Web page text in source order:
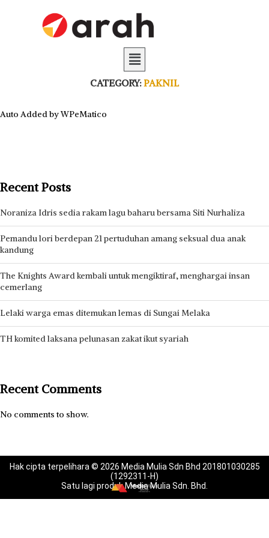
CATEGORY:PAKNIL
Auto Added by WPeMatico
Recent Posts
Noraniza Idris sedia rakam lagu baharu bersama Siti Nurhaliza
Pemandu lori berdepan 21 pertuduhan amang seksual dua anak
kandung
The Knights Award kembali untuk mengiktiraf, menghargai insan
cemerlang
Lelaki warga emas ditemukan lemas di Sungai Melaka
TH komited laksana pelunasan zakat ikut syariah
Recent Comments
No comments to show.
Hak cipta terpelihara © 2026 Media Mulia Sdn Bhd 201801030285
(1292311-H)
Satu lagi produk Media Mulia Sdn. Bhd.